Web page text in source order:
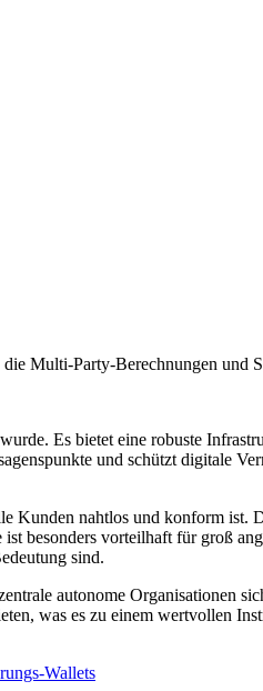
Multi-Party-Berechnungen und
Es bietet eine robuste
und schützt digitale
nahtlos und konform ist.
besonders vorteilhaft für groß
sind.
autonome Organisationen
was es zu einem wertvollen
Wallets